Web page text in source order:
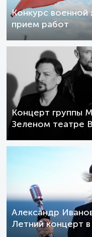
Конкурс военной
прием работ
Концерт группы
Зеленом театре
Александр
Летний концерт